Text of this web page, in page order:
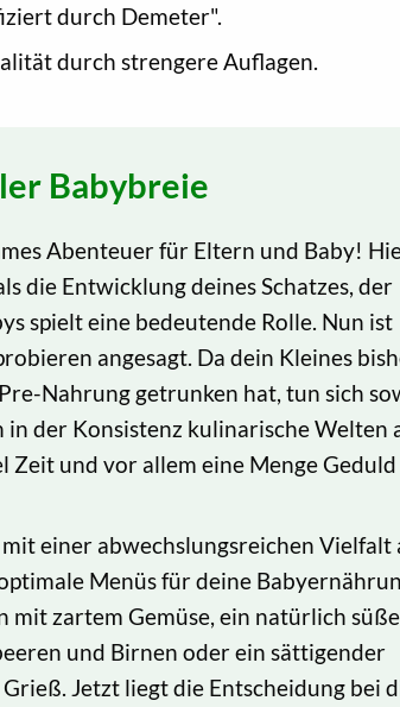
durch Demeter".
durch strengere Auflagen.
Babybreie
Abenteuer für Eltern und Baby!
die Entwicklung deines Schatzes, der
spielt eine bedeutende Rolle. Nun ist
angesagt. Da dein Kleines
Nahrung getrunken hat, tun sich
in der Konsistenz kulinarische Welten
Zeit und vor allem eine Menge Geduld
einer abwechslungsreichen Vielfalt
Menüs für deine
mit zartem Gemüse, ein natürlich
und Birnen oder ein sättigender
Jetzt liegt die Entscheidung bei